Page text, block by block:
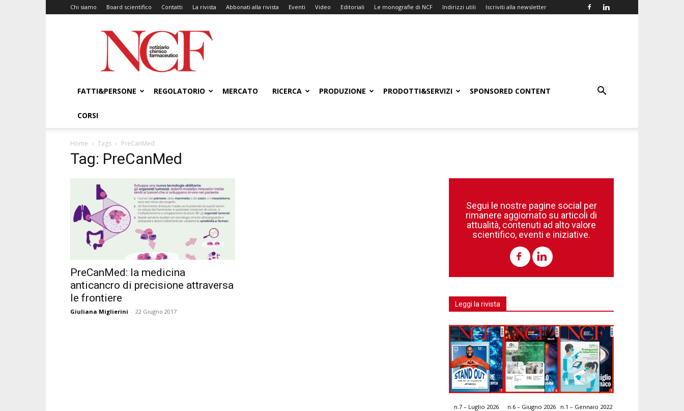
Chi siamo Board scientifico Contatti La rivista Abbonati alla rivista Eventi Video Editoriali Le monografie di NCF Indirizzi utili Iscriviti alla newsletter
NCF
–
Notiziario
Chimico
FATTI&PERSONE
REGOLATORIO MERCATO RICERCA PRODUZIONE PRODOTTI&SERVIZI SPONSORED CONTENT
CORSI
Home Tags PreCanMed
Tag: PreCanMed
PreCanMed: la medicina
anticancro di precisione attraversa
le frontiere
Giuliana Miglierini - 22 Giugno 2017
Segui le nostre pagine social per
rimanere aggiornato su articoli di
attualità, contenuti ad alto valore
scientifico, eventi e iniziative.
Leggi la rivista
n.7 – Luglio 2026 n.6 – Giugno 2026 n.1 – Gennaio 2022